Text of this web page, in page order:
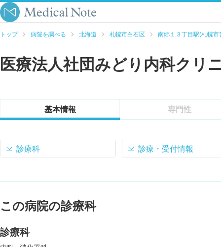
トップ 病院を調べる 北海道 札幌市白石区 南郷１３丁目駅(札幌
医療法人社団みどり内科クリ
基本情報 専門性
診療科 診療・受付情報
この病院の診療科
診療科